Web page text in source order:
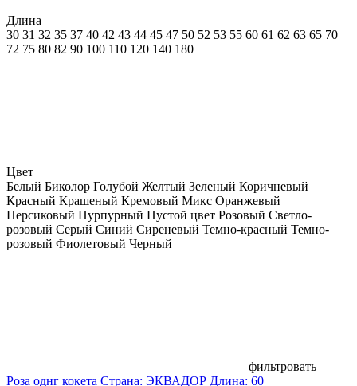
Длина
30 31 32 35 37 40 42 43 44 45 47 50 52 53 55 60 61 62 63 65 70
72 75 80 82 90 100 110 120 140 180
Цвет
Белый Биколор Голубой Желтый Зеленый Коричневый
Красный Крашеный Кремовый Микс Оранжевый
Персиковый Пурпурный Пустой цвет Розовый Светло-
розовый Серый Синий Сиреневый Темно-красный Темно-
розовый Фиолетовый Черный
фильтровать
Роза однг кокета Страна: ЭКВАДОР Длина: 60